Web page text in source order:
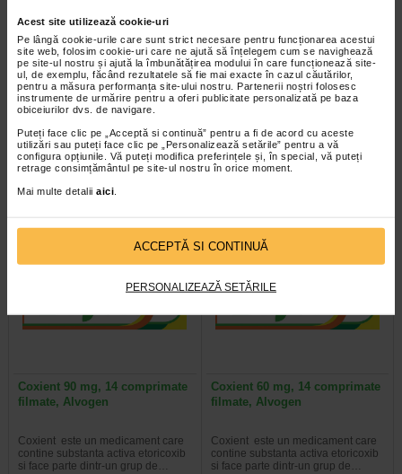
Acest site utilizează cookie-uri
Pe lângă cookie-urile care sunt strict necesare pentru funcționarea acestui
site web, folosim cookie-uri care ne ajută să înțelegem cum se navighează
pe site-ul nostru și ajută la îmbunătățirea modului în care funcționează site-
ul, de exemplu, făcând rezultatele să fie mai exacte în cazul căutărilor,
pentru a măsura performanța site-ului nostru. Partenerii noștri folosesc
instrumente de urmărire pentru a oferi publicitate personalizată pe baza
obiceiurilor dvs. de navigare.
Puteți face clic pe „Acceptă si continuă” pentru a fi de acord cu aceste
utilizări sau puteți face clic pe „Personalizează setările” pentru a vă
configura opțiunile. Vă puteți modifica preferințele și, în special, vă puteți
retrage consimțământul pe site-ul nostru în orice moment.
Mai multe detalii aici
ACCEPTĂ SI CONTINUĂ
PERSONALIZEAZĂ SETĂRILE
Voramol, 200 mg, 30
comprimate filmate, Alvogen
VORAMOL contine substanta
activa voriconazol. VORAMOL este
un medicament antifungic care…
Coxient 120 mg, 7 comprimate
filmate, Alvogen
Coxient este un medicament care
contine substanta activa etoricoxib
si face parte dintr-un grup de…
Coxient 90 mg, 14 comprimate
filmate, Alvogen
Coxient este un medicament care
contine substanta activa etoricoxib
si face parte dintr-un grup de…
Coxient 60 mg, 14 comprimate
filmate, Alvogen
Coxient este un medicament care
contine substanta activa etoricoxib
si face parte dintr-un grup de…